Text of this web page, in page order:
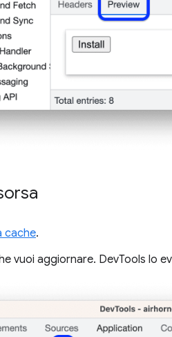
cache.
vuoi aggiornare. DevTools lo